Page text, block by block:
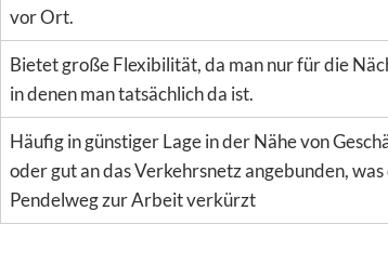
vor Ort.
Bietet große Flexibilität, da man nur für die
in denen man tatsächlich da ist.
Häufig in günstiger Lage in der Nähe von
oder gut an das Verkehrsnetz angebunden, was
Pendelweg zur Arbeit verkürzt